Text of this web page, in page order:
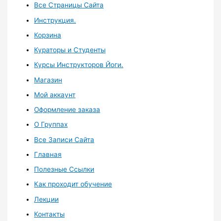
Все Страницы Сайта
Инструкция.
Корзина
Кураторы и Студенты
Курсы Инструкторов Йоги.
Магазин
Мой аккаунт
Оформление заказа
О Группах
Все Записи Сайта
Главная
Полезные Ссылки
Как проходит обучение
Лекции
Контакты